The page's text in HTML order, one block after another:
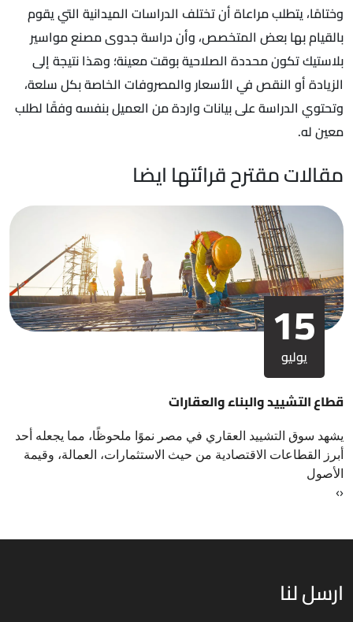
وختامًا، يتطلب مراعاة أن تختلف الدراسات الميدانية التي يقوم
بالقيام بها بعض المتخصص، وأن دراسة جدوى مصنع مواسير
بلاستيك تكون محددة الصلاحية بوقت معينة؛ وهذا نتيجة إلى
الزيادة أو النقص في الأسعار والمصروفات الخاصة بكل سلعة،
وتحتوي الدراسة على بيانات واردة من العميل بنفسه وفقًا لطلب
معين له.
مقالات مقترح قرائتها ايضا
15
يوليو
قطاع التشييد والبناء والعقارات
يشهد سوق التشييد العقاري في مصر نموًا ملحوظًا، مما يجعله أحد
أبرز القطاعات الاقتصادية من حيث الاستثمارات، العمالة، وقيمة
الأصول
‹
›
ارسل لنا